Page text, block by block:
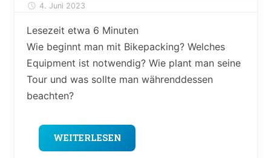
4. Juni 2023
Lesezeit etwa 6 Minuten
Wie beginnt man mit Bikepacking? Welches
Equipment ist notwendig? Wie plant man seine
Tour und was sollte man währenddessen
beachten?
WEITERLESEN